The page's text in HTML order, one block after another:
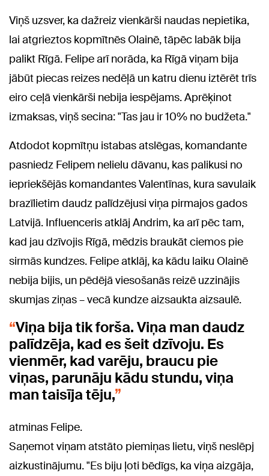
Viņš uzsver, ka dažreiz vienkārši naudas nepietika,
lai atgrieztos kopmītnēs Olainē, tāpēc labāk bija
palikt Rīgā. Felipe arī norāda, ka Rīgā viņam bija
jābūt piecas reizes nedēļā un katru dienu iztērēt trīs
eiro ceļā vienkārši nebija iespējams. Aprēķinot
izmaksas, viņš secina: "Tas jau ir 10% no budžeta."
Atdodot kopmītņu istabas atslēgas, komandante
pasniedz Felipem nelielu dāvanu, kas palikusi no
iepriekšējās komandantes Valentīnas, kura savulaik
brazīlietim daudz palīdzējusi viņa pirmajos gados
Latvijā. Influenceris atklāj Andrim, ka arī pēc tam,
kad jau dzīvojis Rīgā, mēdzis braukāt ciemos pie
sirmās kundzes. Felipe atklāj, ka kādu laiku Olainē
nebija bijis, un pēdējā viesošanās reizē uzzinājis
skumjas ziņas – vecā kundze aizsaukta aizsaulē.
Viņa bija tik forša. Viņa man daudz
palīdzēja, kad es šeit dzīvoju. Es
vienmēr, kad varēju, braucu pie
viņas, parunāju kādu stundu, viņa
man taisīja tēju,
atminas Felipe.
Saņemot viņam atstāto piemiņas lietu, viņš neslēpj
aizkustinājumu. "Es biju ļoti bēdīgs, ka viņa aizgāja,